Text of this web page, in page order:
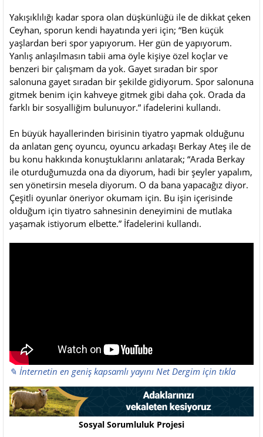
Yakışıklılığı kadar spora olan düşkünlüğü ile de dikkat çeken
Ceyhan, sporun kendi hayatında yeri için; “Ben küçük
yaşlardan beri spor yapıyorum. Her gün de yapıyorum.
Yanlış anlaşılmasın tabii ama öyle kişiye özel koçlar ve
benzeri bir çalışmam da yok. Gayet sıradan bir spor
salonuna gayet sıradan bir şekilde gidiyorum. Spor salonuna
gitmek benim için kahveye gitmek gibi daha çok. Orada da
farklı bir sosyalliğim bulunuyor.” ifadelerini kullandı.
En büyük hayallerinden birisinin tiyatro yapmak olduğunu
da anlatan genç oyuncu, oyuncu arkadaşı Berkay Ateş ile de
bu konu hakkında konuştuklarını anlatarak; “Arada Berkay
ile oturduğumuzda ona da diyorum, hadi bir şeyler yapalım,
sen yönetirsin mesela diyorum. O da bana yapacağız diyor.
Çeşitli oyunlar öneriyor okumam için. Bu işin içerisinde
olduğum için tiyatro sahnesinin deneyimini de mutlaka
yaşamak istiyorum elbette.” İfadelerini kullandı.
✎ İnternetin en geniş kapsamlı yayını Net Dergim için tıkla
Sosyal Sorumluluk Projesi